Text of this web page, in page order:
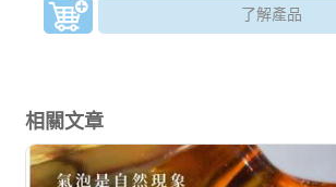
了解產品
相關文章